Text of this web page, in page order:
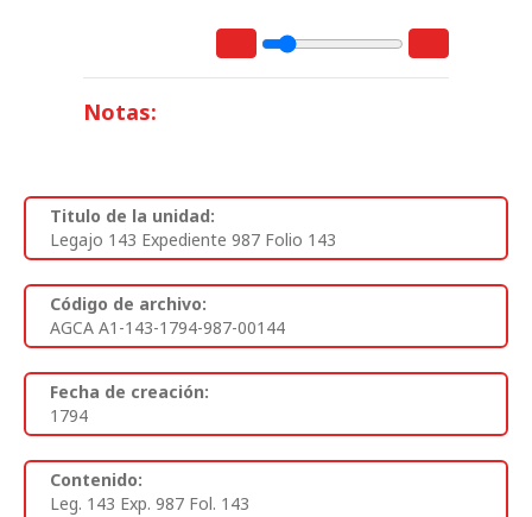
Notas:
Titulo de la unidad:
Legajo 143 Expediente 987 Folio 143
Código de archivo:
AGCA A1-143-1794-987-00144
Fecha de creación:
1794
Contenido:
Leg. 143 Exp. 987 Fol. 143